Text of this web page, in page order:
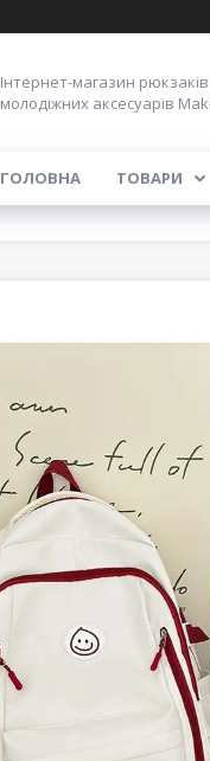
Інтернет-магазин рюкзаків
молодіжних аксесуарів
ГОЛОВНА ТОВАРИ